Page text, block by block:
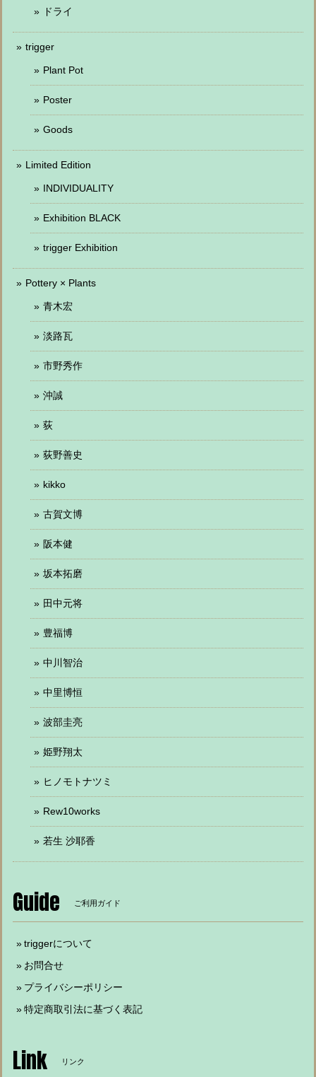
ドライ
trigger
Plant Pot
Poster
Goods
Limited Edition
INDIVIDUALITY
Exhibition BLACK
trigger Exhibition
Pottery × Plants
青木宏
淡路瓦
市野秀作
沖誠
荻
荻野善史
kikko
古賀文博
阪本健
坂本拓磨
田中元将
豊福博
中川智治
中里博恒
波部圭亮
姫野翔太
ヒノモトナツミ
Rew10works
若生 沙耶香
Guide ご利用ガイド
triggerについて
お問合せ
プライバシーポリシー
特定商取引法に基づく表記
Link リンク